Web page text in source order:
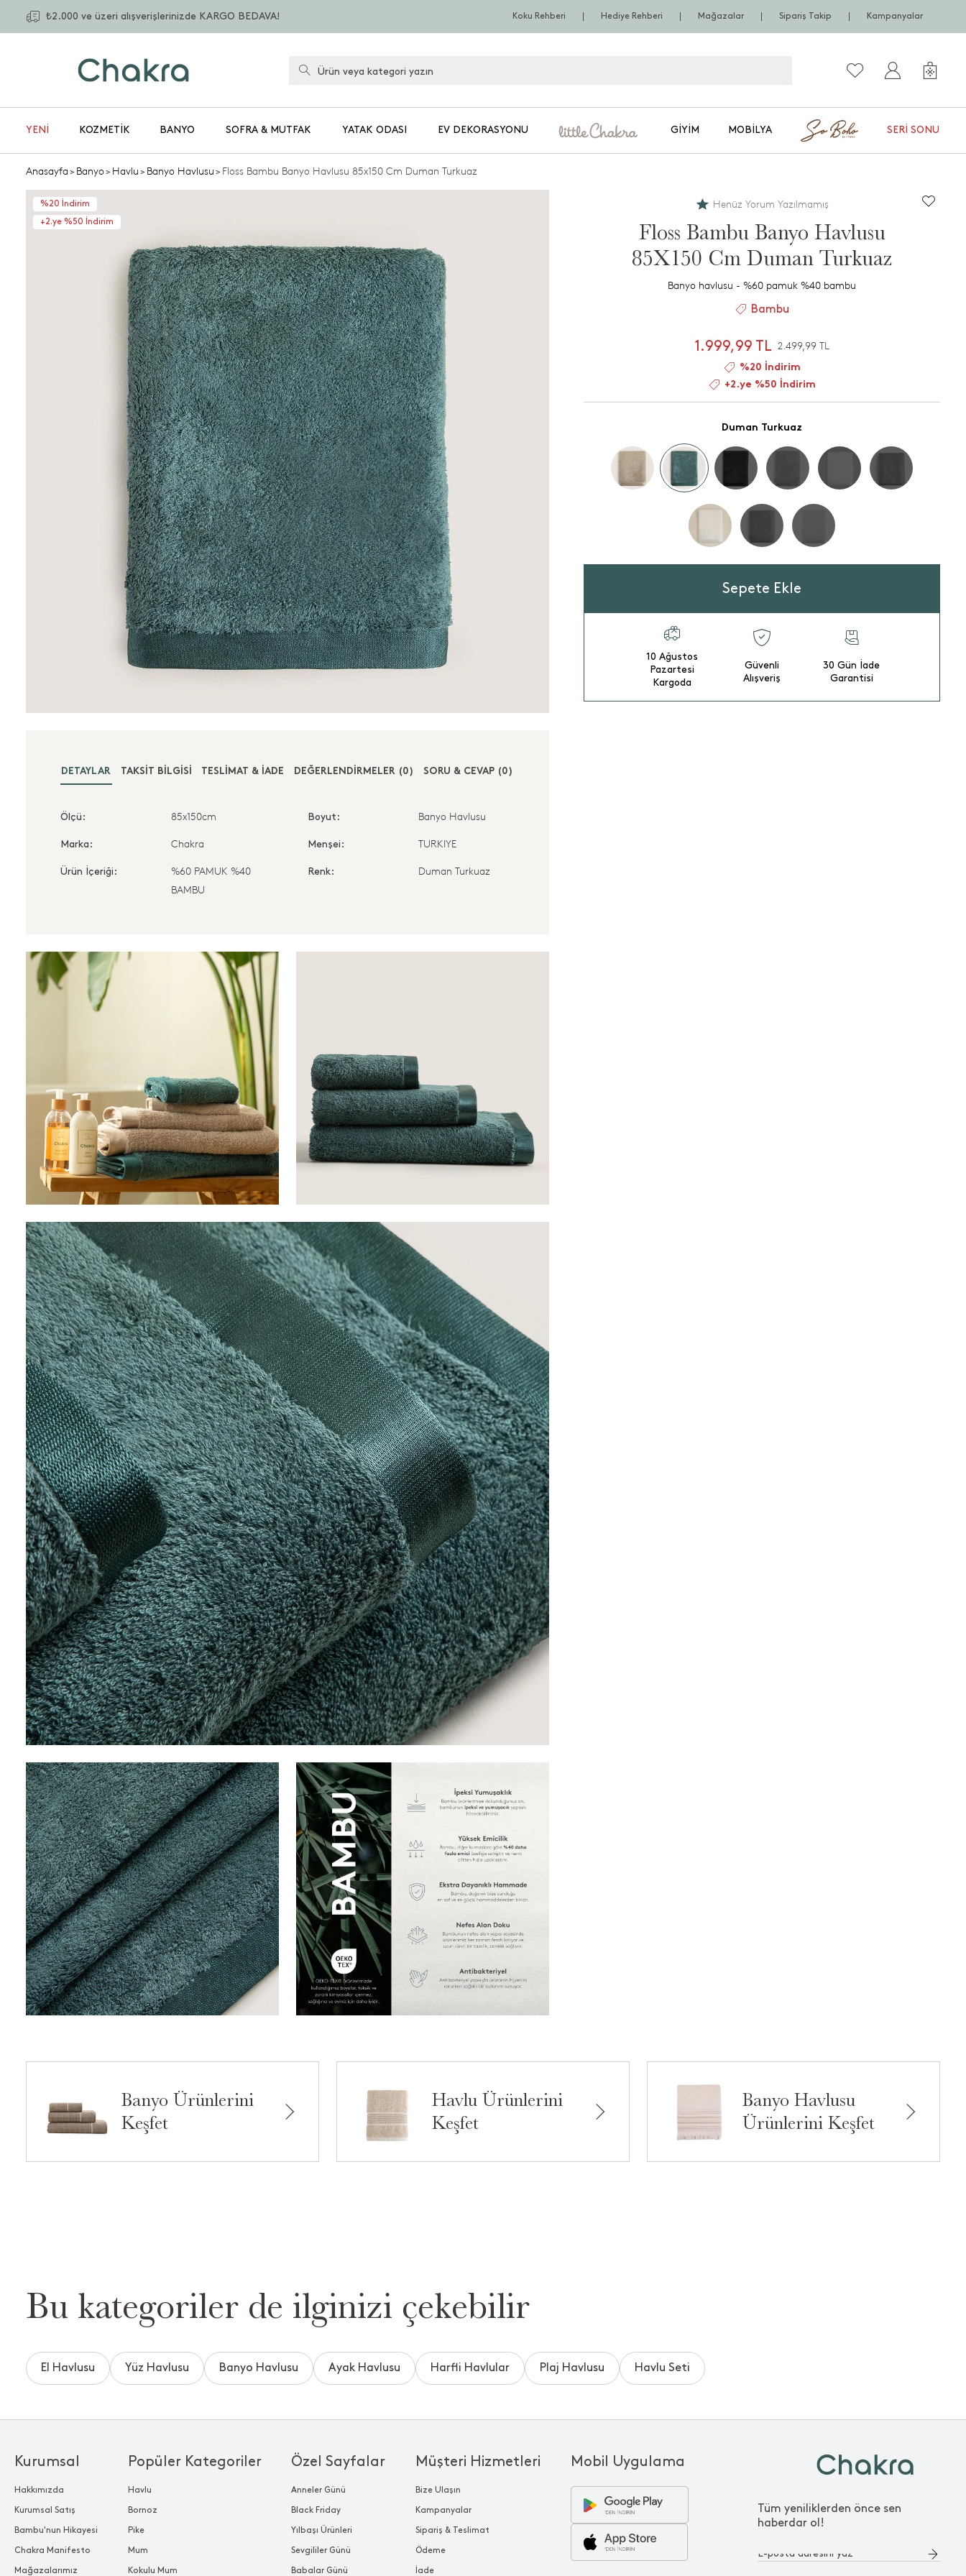
₺2.000 ve üzeri alışverişlerinizde KARGO BEDAVA! Koku Rehberi Hediye Rehberi Mağazalar Sipariş Takip Kampanyalar
YENİ KOZMETIK BANYO SOFRA & MUTFAK YATAK ODASI EV DEKORASYONU GIYIM MOBILYA SERI SONU
Anasayfa>Banyo>Havlu>Banyo Havlusu>Floss Bambu Banyo Havlusu 85x150 Cm Duman Turkuaz
%20 İndirim
+2.ye %50 İndirim
DETAYLAR TAKSIT BILGISI TESLIMAT & İADE DEĞERLENDİRMELER (0) SORU & CEVAP (0)
Ölçü: 85x150cm Boyut: Banyo Havlusu
Marka: Chakra Menşei: TURKIYE
Ürün İçeriği:
%60 PAMUK %40
BAMBU
Renk: Duman Turkuaz
Henüz Yorum Yazılmamış
Floss Bambu Banyo Havlusu
85X150 Cm Duman Turkuaz
Banyo havlusu - %60 pamuk %40 bambu
Bambu
1.999,99 TL 2.499,99 TL
%20 İndirim
+2.ye %50 İndirim
Duman Turkuaz
Sepete Ekle
10 Ağustos
Pazartesi
Kargoda
Güvenli
Alışveriş
30 Gün İade
Garantisi
Banyo Ürünlerini
Keşfet
Havlu Ürünlerini
Keşfet
Banyo Havlusu
Ürünlerini Keşfet
Bu kategoriler de ilginizi çekebilir
El Havlusu Yüz Havlusu Banyo Havlusu Ayak Havlusu Harfli Havlular Plaj Havlusu Havlu Seti
Tüm yeniliklerden önce sen
haberdar ol!
Popüler Kategoriler
Havlu
Bornoz
Pike
Mum
Kokulu Mum
Özel Sayfalar
Anneler Günü
Black Friday
Yılbaşı Ürünleri
Sevgililer Günü
Babalar Günü
Kurumsal
Hakkımızda
Kurumsal Satış
Bambu'nun Hikayesi
Chakra Manifesto
Mağazalarımız
Müşteri Hizmetleri
Bize Ulaşın
Kampanyalar
Sipariş & Teslimat
Ödeme
İade
Mobil Uygulama